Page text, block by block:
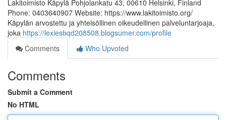
Lakitoimisto Käpylä Pohjolankatu 43, 00610 Helsinki, Finland
Phone: 0403640907 Website: https://www.lakitoimisto.org/
Käpylän arvostettu ja yhteisöllinen oikeudellinen palveluntarjoaja,
joka https://lexiesbqd208508.blogsumer.com/profile
Comments
Who Upvoted
Comments
Submit a Comment
No HTML